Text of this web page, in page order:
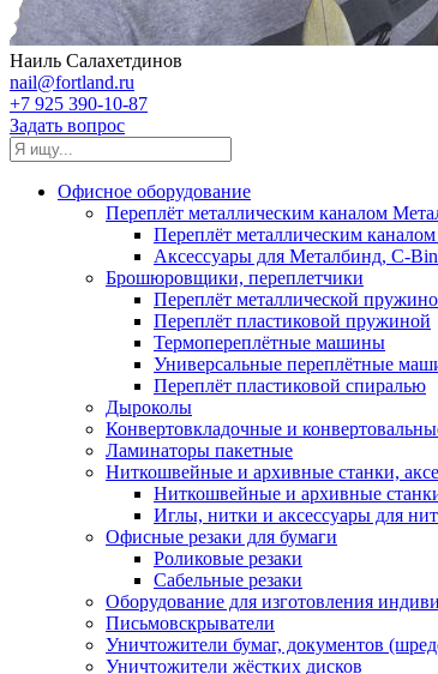
Наиль Салахетдинов
nail@fortland.ru
+7 925 390-10-87
Задать вопрос
Офисное оборудование
Переплёт металлическим каналом
Переплёт металлическим
Аксессуары для Металбинд, C-
Брошюровщики, переплетчики
Переплёт металлической
Переплёт пластиковой пружиной
Термопереплётные машины
Универсальные переплётные
Переплёт пластиковой спиралью
Дыроколы
Конвертовкладочные и
Ламинаторы пакетные
Ниткошвейные и архивные станки,
Ниткошвейные и архивные
Иглы, нитки и аксессуары для
Офисные резаки для бумаги
Роликовые резаки
Сабельные резаки
Оборудование для изготовления
Письмовскрыватели
Уничтожители бумаг, документов
Уничтожители жёстких дисков